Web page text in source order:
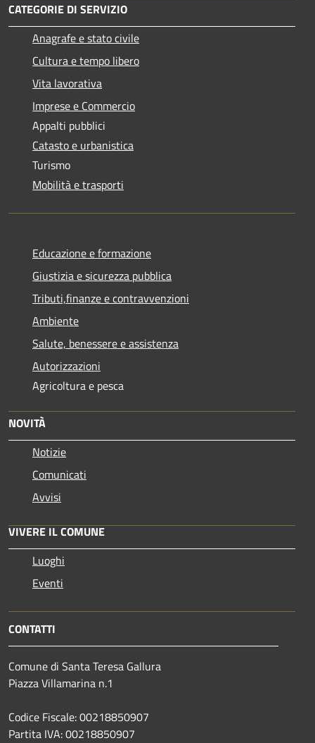
CATEGORIE DI SERVIZIO
Anagrafe e stato civile
Cultura e tempo libero
Vita lavorativa
Imprese e Commercio
Appalti pubblici
Catasto e urbanistica
Turismo
Mobilità e trasporti
Educazione e formazione
Giustizia e sicurezza pubblica
Tributi,finanze e contravvenzioni
Ambiente
Salute, benessere e assistenza
Autorizzazioni
Agricoltura e pesca
NOVITÀ
Notizie
Comunicati
Avvisi
VIVERE IL COMUNE
Luoghi
Eventi
CONTATTI
Comune di Santa Teresa Gallura
Piazza Villamarina n.1
Codice Fiscale: 00218850907
Partita IVA: 00218850907